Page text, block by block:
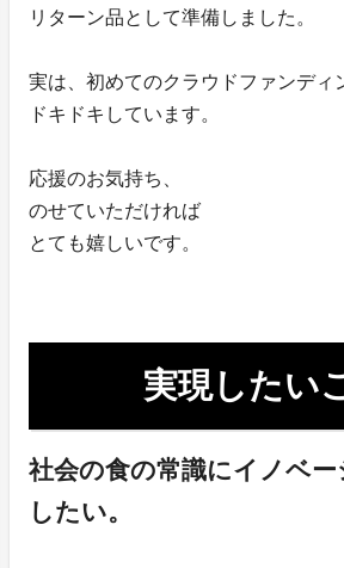
リターン品として準備しました。
実は、初めてのクラウドファンディ
ドキドキしています。
応援のお気持ち、
のせていただければ
とても嬉しいです。
実現したい
社会の食の常識にイノベー
したい。